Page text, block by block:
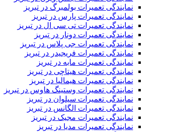
نمایندگی تعمیرات بولمبرگ در تبریز
نمایندگی تعمیرات پارس در تبریز
نمایندگی تعمیرات تی سی ال در تبریز
نمایندگی تعمیرات دونار در تبریز
نمایندگی تعمیرات جی پلاس در تبریز
نمایندگی تعمیرات فریجیدر در تبریز
نمایندگی تعمیرات مابه در تبریز
نمایندگی تعمیرات هیتاچی در تبریز
نمایندگی تعمیرات هیمالیا در تبریز
نمایندگی تعمیرات وستینگ هاوس در تبریز
نمایندگی تعمیرات سیلوان در تبریز
نمایندگی تعمیرات الگانس در تبریز
نمایندگی تعمیرات مجیک در تبریز
نمایندگی تعمیرات مدیا در تبریز